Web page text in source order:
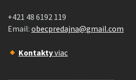
+421 48 6192 119
Email: obecpredajna@gmail.com
Kontaktyviac